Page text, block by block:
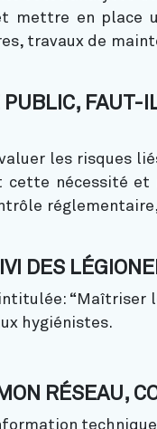
mettre en
travaux de
les risques
cette nécessité
DES
“Maîtriser
hygiénistes.
RÉSEAU,